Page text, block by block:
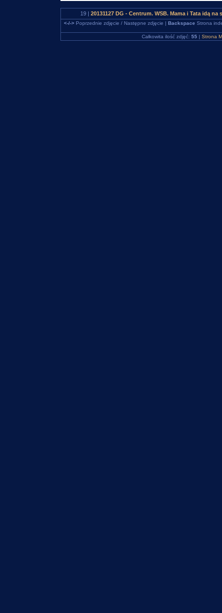
19 | 20131127 DG - Centrum. WSB. Mama i Tata idą
<-/->Poprzednie zdjęcie / Następne zdjęcie | Backspace Strona
Całkowita ilość zdjęć: 55 | Strona